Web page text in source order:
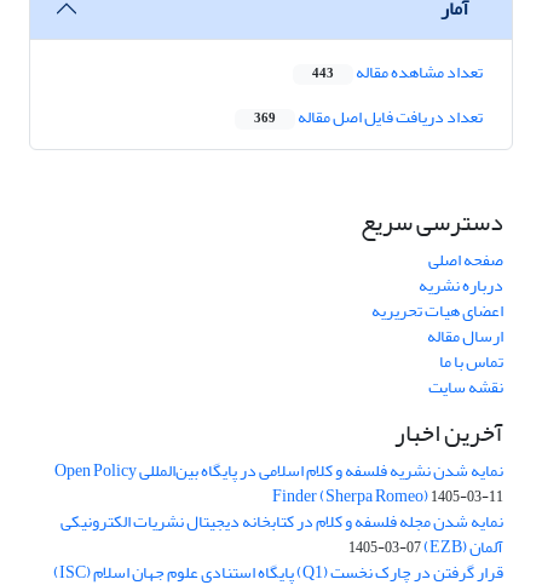
آمار
تعداد مشاهده مقاله 443
تعداد دریافت فایل اصل مقاله 369
دسترسی سریع
صفحه اصلی
درباره نشریه
اعضای هیات تحریریه
ارسال مقاله
تماس با ما
نقشه سایت
آخرین اخبار
نمایه شدن نشریه فلسفه و کلام اسلامی در پایگاه بین‌المللی Open Policy
Finder (Sherpa Romeo)1405-03-11
نمایه شدن مجله فلسفه و کلام در کتابخانه دیجیتال نشریات الکترونیکی
آلمان (EZB) 1405-03-07
قرار گرفتن در چارک نخست (Q1) پایگاه استنادی علوم جهان اسلام (ISC)